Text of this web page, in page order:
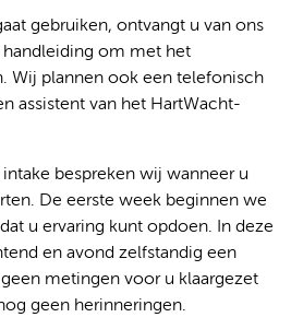
gebruiken, ontvangt u van ons
handleiding om met het
Wij plannen ook een telefonisch
assistent van het HartWacht-
intake bespreken wij wanneer u
De eerste week beginnen we
u ervaring kunt opdoen. In deze
en avond zelfstandig een
metingen voor u klaargezet
geen herinneringen.